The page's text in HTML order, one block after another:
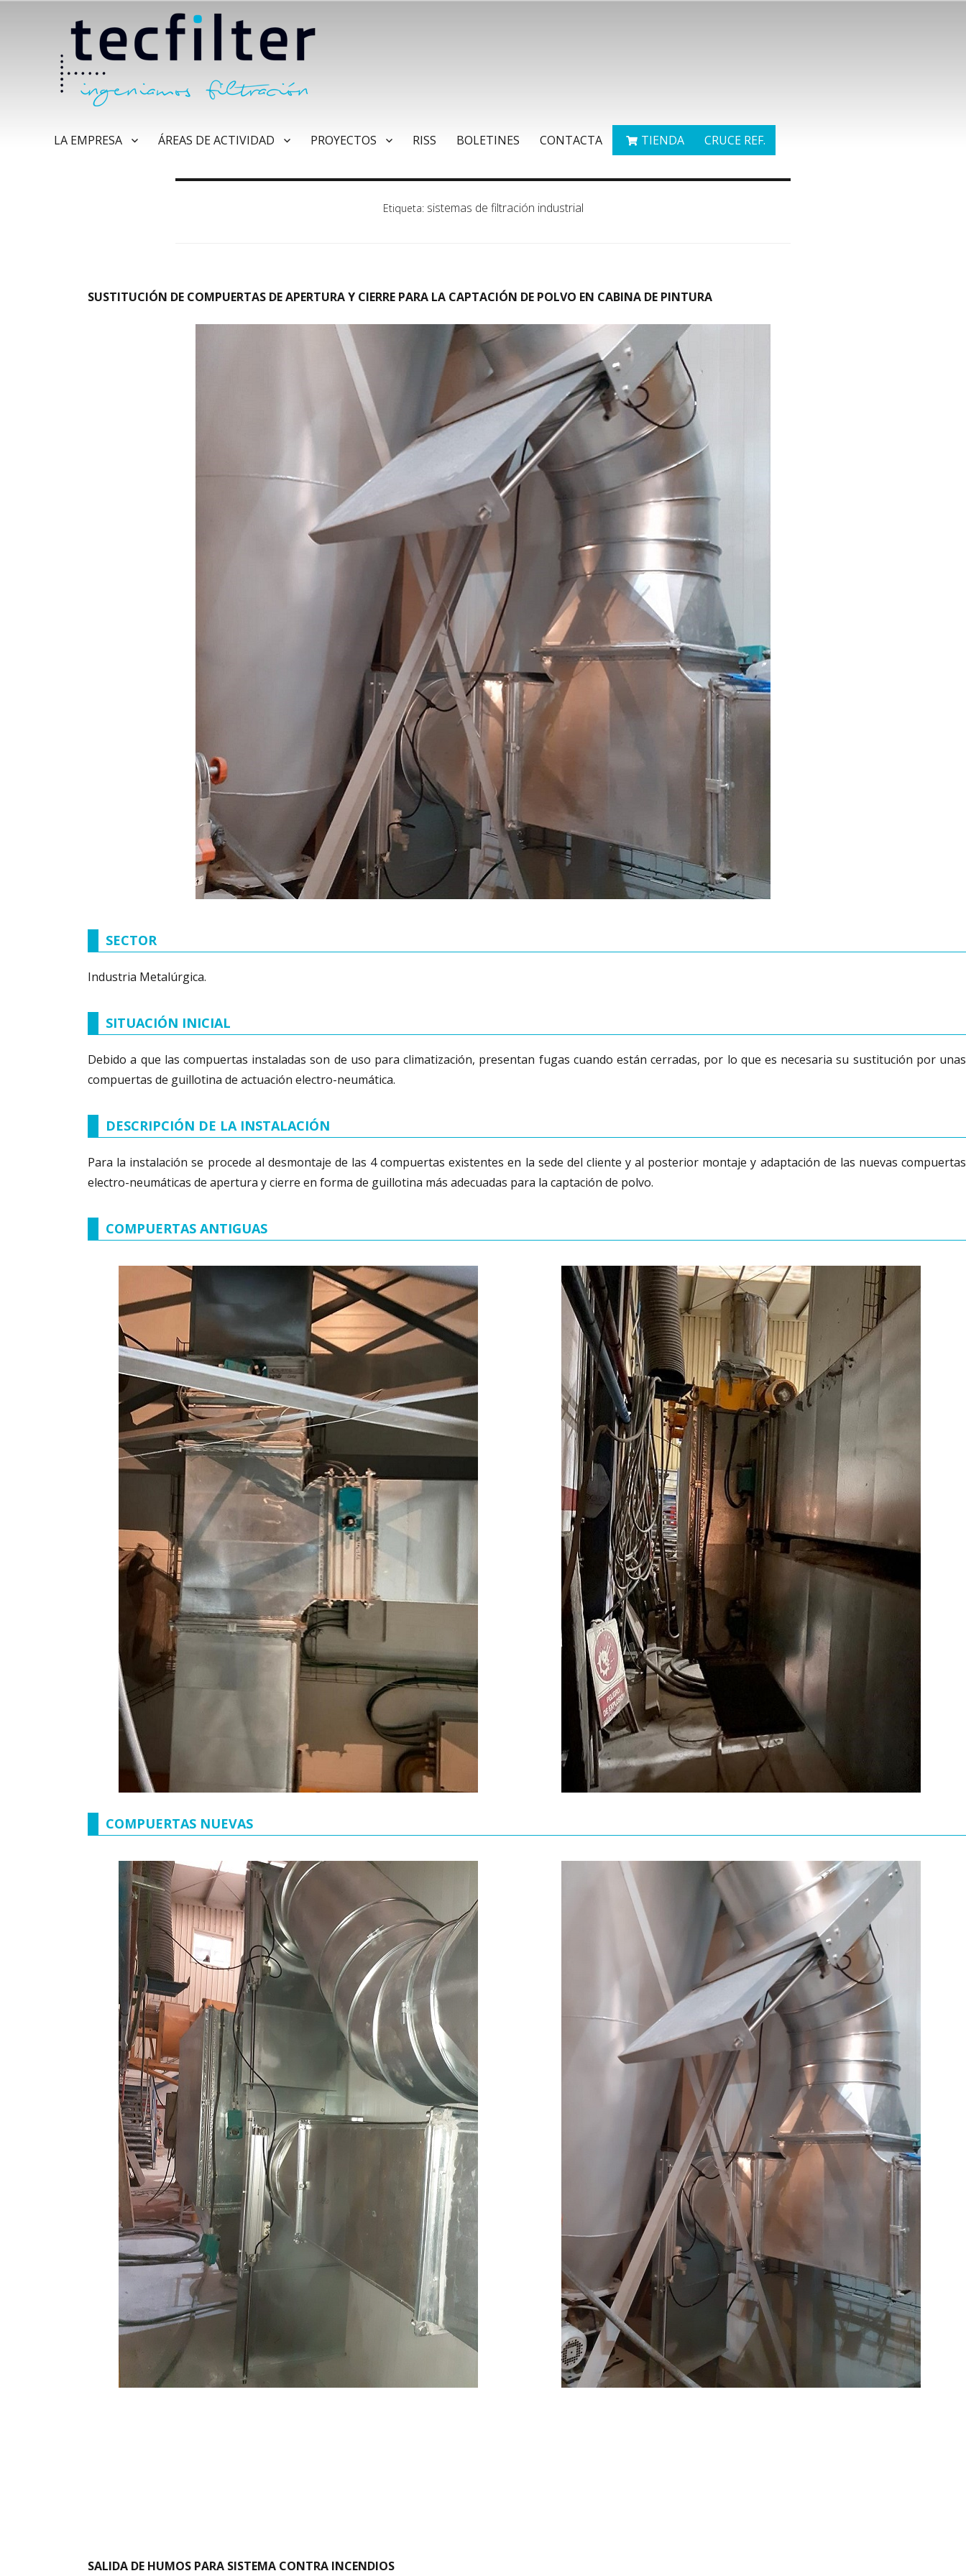
LA EMPRESA ÁREAS DE ACTIVIDAD PROYECTOS RISS BOLETINES CONTACTA TIENDA CRUCE REF.
Etiqueta: sistemas de filtración industrial
SUSTITUCIÓN DE COMPUERTAS DE APERTURA Y CIERRE PARA LA CAPTACIÓN DE POLVO EN CABINA DE PINTURA
SECTOR
Industria Metalúrgica.
SITUACIÓN INICIAL
Debido a que las compuertas instaladas son de uso para climatización, presentan fugas cuando están cerradas, por lo que es necesaria su sustitución por unas
compuertas de guillotina de actuación electro-neumática.
DESCRIPCIÓN DE LA INSTALACIÓN
Para la instalación se procede al desmontaje de las 4 compuertas existentes en la sede del cliente y al posterior montaje y adaptación de las nuevas compuertas
electro-neumáticas de apertura y cierre en forma de guillotina más adecuadas para la captación de polvo.
COMPUERTAS ANTIGUAS
COMPUERTAS NUEVAS
SALIDA DE HUMOS PARA SISTEMA CONTRA INCENDIOS